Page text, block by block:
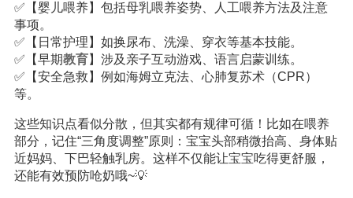
✅【婴儿喂养】包括母乳喂养姿势、人工喂养方法及注意
事项。
✅【日常护理】如换尿布、洗澡、穿衣等基本技能。
✅【早期教育】涉及亲子互动游戏、语言启蒙训练。
✅【安全急救】例如海姆立克法、心肺复苏术（CPR）
等。
这些知识点看似分散，但其实都有规律可循！比如在喂养
部分，记住“三角度调整”原则：宝宝头部稍微抬高、身体贴
近妈妈、下巴轻触乳房。这样不仅能让宝宝吃得更舒服，
还能有效预防呛奶哦~💡